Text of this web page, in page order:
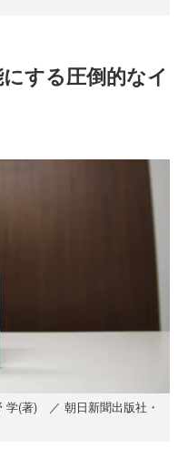
する圧倒的なイ
学(著) ／ 朝日新聞出版社・